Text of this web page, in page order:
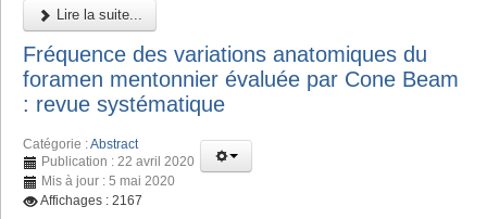
Lire la suite...
Fréquence des variations anatomiques du
foramen mentonnier évaluée par Cone Beam
: revue systématique
Catégorie :Abstract
Publication : 22 avril 2020
Mis à jour : 5 mai 2020
Affichages : 2167